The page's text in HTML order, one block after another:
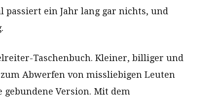
passiert ein Jahr lang gar nichts, und
Taschenbuch. Kleiner, billiger und
Abwerfen von missliebigen Leuten
Version. Mit dem